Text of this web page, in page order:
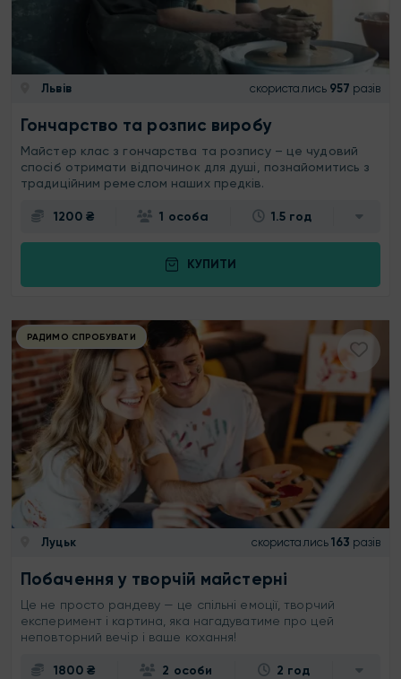
Львів скористались 957 разів
Гончарство та розпис виробу
Майстер клас з гончарства та розпису – це чудовий
спосіб отримати відпочинок для душі, познайомитись з
традиційним ремеслом наших предків.
1200 ₴ 1 особа 1.5 год
КУПИТИ
РАДИМО СПРОБУВАТИ
Луцьк скористались 163 разів
Побачення у творчій майстерні
Це не просто рандеву — це спільні емоції, творчий
експеримент і картина, яка нагадуватиме про цей
неповторний вечір і ваше кохання!
1800 ₴ 2 особи 2 год